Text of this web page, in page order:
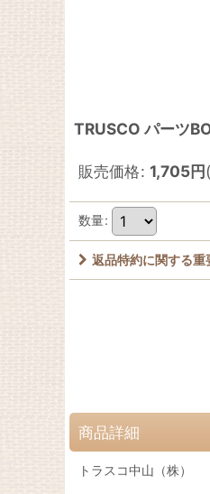
TRUSCO パーツ
販売価格: 1,705円
数量:
返品特約に関する重
商品詳細
トラスコ中山（株）